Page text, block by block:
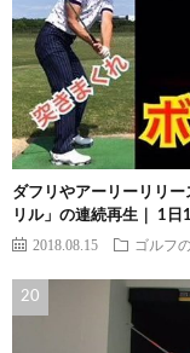
ダフリやアーリーリリ
リル」の連続再生｜ 1日
2018.08.15 ゴルフ